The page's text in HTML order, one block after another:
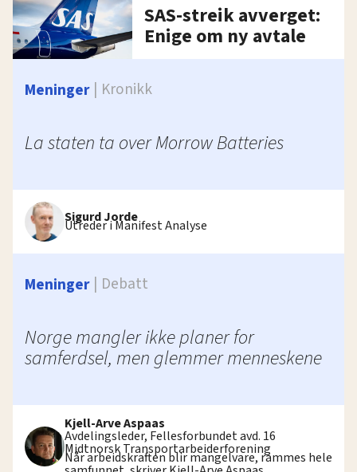
SAS-streik avverget:
Enige om ny avtale
Meninger Kronikk
La staten ta over Morrow Batteries
Sigurd Jorde
Utreder i Manifest Analyse
Meninger Debatt
Norge mangler ikke planer for
samferdsel, men glemmer menneskene
Kjell-Arve Aspaas
Avdelingsleder, Fellesforbundet avd. 16
Midtnorsk Transportarbeiderforening
Når arbeidskraften blir mangelvare, rammes hele